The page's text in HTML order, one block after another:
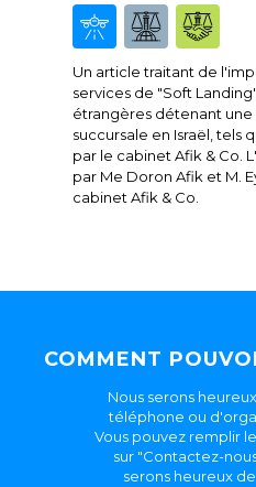
Un article traitant de
services de "Soft
étrangères détenant
succursale en Israël, tels
par le cabinet Afik & Co.
par Me Doron Afik et M.
cabinet Afik & Co.
COMMENT
Nous serons
téléphone ou
Vous pouvez remplir
sur "Contactez-
serons heureux